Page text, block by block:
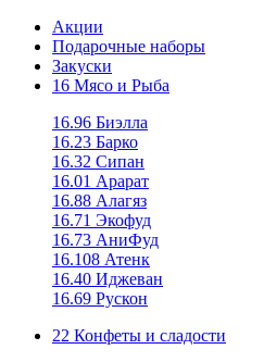
Акции
Подарочные наборы
Закуски
16 Мясо и Рыба
16.96 Биэлла
16.23 Барко
16.32 Сипан
16.01 Арарат
16.88 Алагяз
16.71 Экофуд
16.73 АниФуд
16.108 Атенк
16.40 Иджеван
16.69 Рускон
22 Конфеты и сладости